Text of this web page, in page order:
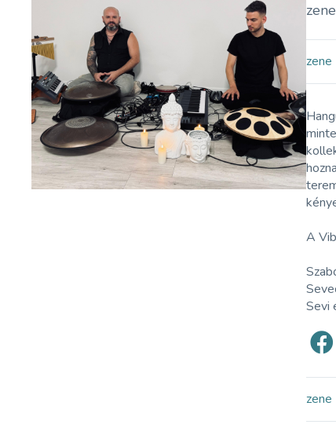
zene
A
Sevi
zene